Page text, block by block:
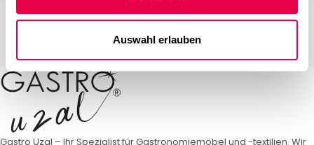
Auswahl erlauben
Gastro Uzal – Ihr Spezialist für Gastronomiemöbel und -textilien. Wir